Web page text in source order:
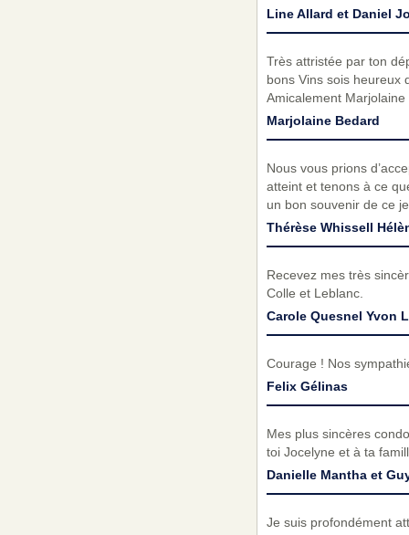
Line Allard et Daniel
Très attristée par ton
bons Vins sois heureux
Amicalement Marjolaine
Marjolaine Bedard
Nous vous prions
atteint et tenons à ce
un bon souvenir de ce
Thérèse Whissell
Recevez mes très
Colle et Leblanc.
Carole Quesnel Yvon
Courage ! Nos
Felix Gélinas
Mes plus sincères
toi Jocelyne et à ta
Danielle Mantha et
Je suis profondément